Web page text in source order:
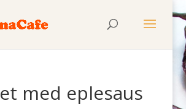
med eplesaus